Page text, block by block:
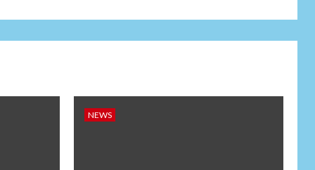
TNI-Rakyat, Satgas
Mempererat Tali
NEWS